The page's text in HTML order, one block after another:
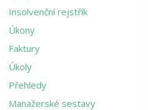
Insolvenční rejstřík
Úkony
Faktury
Úkoly
Přehledy
Manažerské sestavy